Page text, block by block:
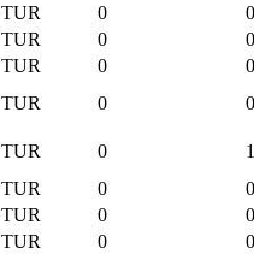
TUR 0
0
TUR 0
0
TUR 0
0
TUR 0 0
TUR 0
1
TUR 0
0
TUR 0
0
TUR 0
0